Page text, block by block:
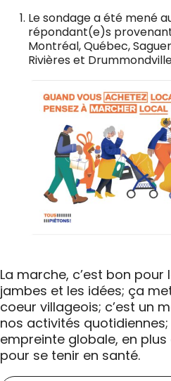
Le sondage a été mené
répondant(e)s
Montréal, Québec,
Rivières et
La marche, c’est bon
jambes et les idées; ça
coeur villageois; c’est un
nos activités
empreinte globale, en plus
pour se tenir en santé.